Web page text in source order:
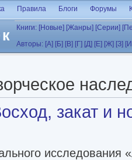
Правила Блоги Форумы
Книги: [Новые] [Жанры] [Серии]
Авторы: [А] [Б] [В] [Г] [Д] [Е] [Ж] [З]
закат и
исследования